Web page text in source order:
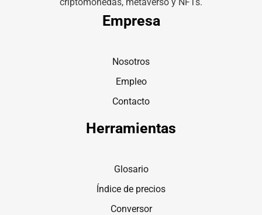
Empresa
Nosotros
Empleo
Contacto
Herramientas
Glosario
Índice de precios
Conversor